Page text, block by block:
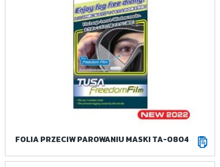
FOLIA PRZECIW PAROWANIU MASKI TA-0804